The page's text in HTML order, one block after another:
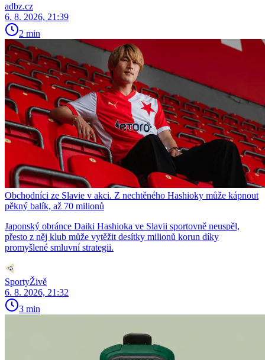
adbz.cz
6. 8. 2026, 21:39
2 min
Obchodníci ze Slavie v akci. Z nechtěného Hashioky může kápnout
pěkný balík, až 70 milionů
Japonský obránce Daiki Hashioka ve Slavii sportovně neuspěl,
přesto z něj klub může vytěžit desítky milionů korun díky
promyšlené smluvní strategii.
SportyŽivě
6. 8. 2026, 21:32
3 min